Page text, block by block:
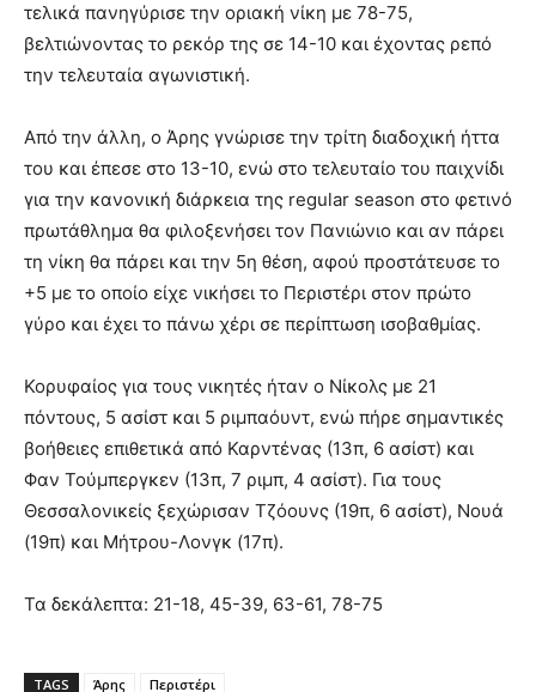
τελικά πανηγύρισε την οριακή νίκη με 78-75,
βελτιώνοντας το ρεκόρ της σε 14-10 και έχοντας ρεπό
την τελευταία αγωνιστική.
Από την άλλη, ο Άρης γνώρισε την τρίτη διαδοχική ήττα
του και έπεσε στο 13-10, ενώ στο τελευταίο του παιχνίδι
για την κανονική διάρκεια της regular season στο φετινό
πρωτάθλημα θα φιλοξενήσει τον Πανιώνιο και αν πάρει
τη νίκη θα πάρει και την 5η θέση, αφού προστάτευσε το
+5 με το οποίο είχε νικήσει το Περιστέρι στον πρώτο
γύρο και έχει το πάνω χέρι σε περίπτωση ισοβαθμίας.
Κορυφαίος για τους νικητές ήταν ο Νίκολς με 21
πόντους, 5 ασίστ και 5 ριμπαόυντ, ενώ πήρε σημαντικές
βοήθειες επιθετικά από Καρντένας (13π, 6 ασίστ) και
Φαν Τούμπεργκεν (13π, 7 ριμπ, 4 ασίστ). Για τους
Θεσσαλονικείς ξεχώρισαν Τζόουνς (19π, 6 ασίστ), Νουά
(19π) και Μήτρου-Λονγκ (17π).
Τα δεκάλεπτα: 21-18, 45-39, 63-61, 78-75
TAGS Άρης Περιστέρι